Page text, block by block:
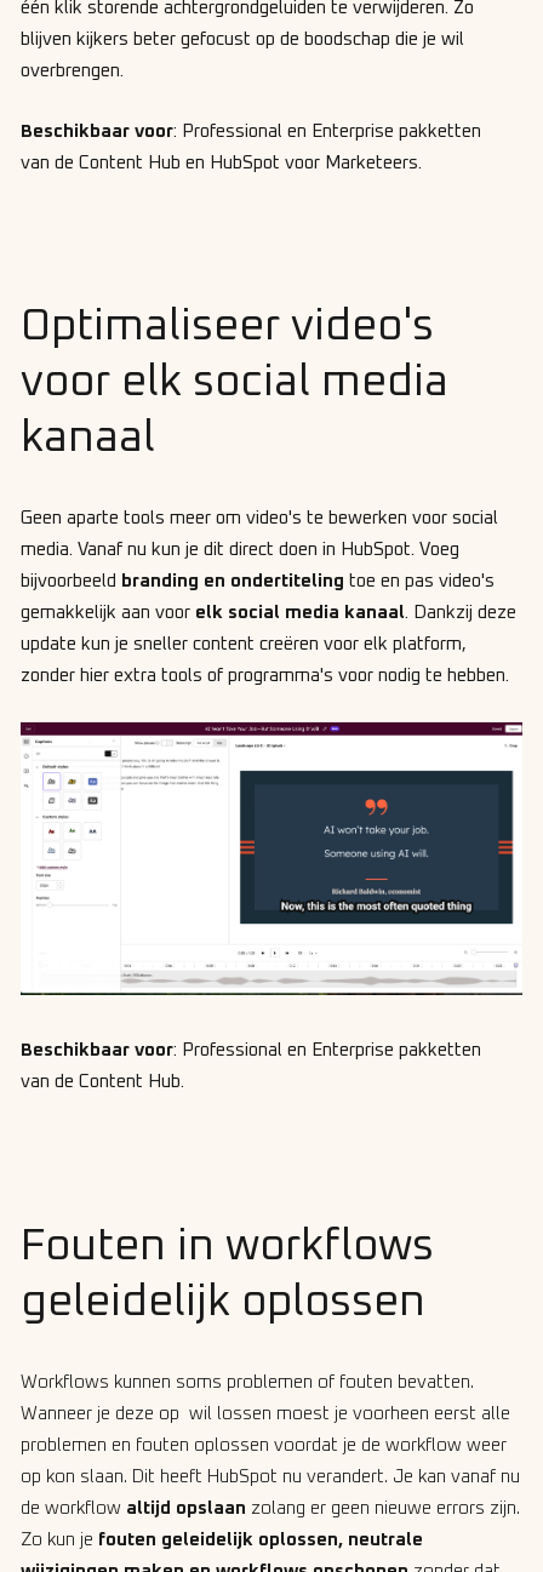
één klik storende achtergrondgeluiden te verwijderen. Zo
blijven kijkers beter gefocust op de boodschap die je wil
overbrengen.
Beschikbaar voor: Professional en Enterprise pakketten
van de Content Hub en HubSpot voor Marketeers.
Optimaliseer video's
voor elk social media
kanaal
Geen aparte tools meer om video's te bewerken voor social
media. Vanaf nu kun je dit direct doen in HubSpot. Voeg
bijvoorbeeld branding en ondertiteling toe en pas video's
gemakkelijk aan voor elk social media kanaal. Dankzij deze
update kun je sneller content creëren voor elk platform,
zonder hier extra tools of programma's voor nodig te hebben.
Beschikbaar voor: Professional en Enterprise pakketten
van de Content Hub.
Fouten in workflows
geleidelijk oplossen
Workflows kunnen soms problemen of fouten bevatten.
Wanneer je deze op wil lossen moest je voorheen eerst alle
problemen en fouten oplossen voordat je de workflow weer
op kon slaan. Dit heeft HubSpot nu verandert. Je kan vanaf nu
de workflow altijd opslaan zolang er geen nieuwe errors zijn.
Zo kun je fouten geleidelijk oplossen, neutrale